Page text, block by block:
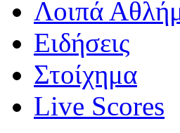
Λοιπά
Ειδήσεις
Στοίχημα
Live Scores